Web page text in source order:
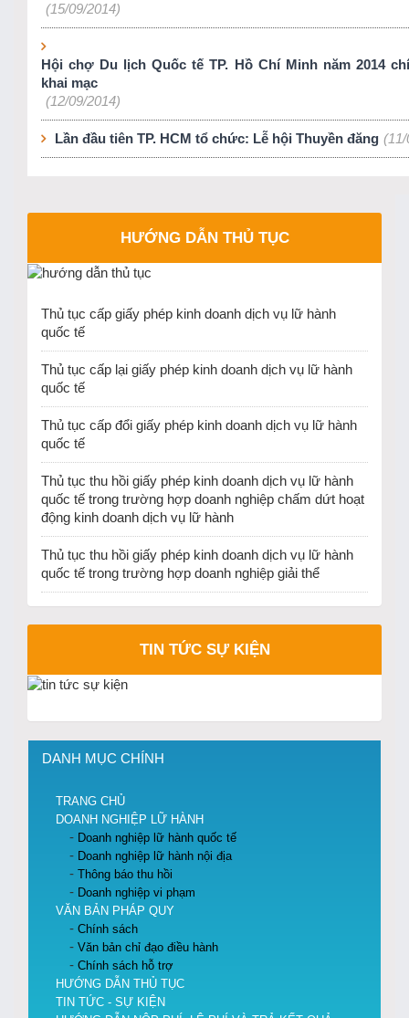
(15/09/2014)
Hội chợ Du lịch Quốc tế TP. Hồ Chí Minh năm 2014
khai mạc
(12/09/2014)
Lần đầu tiên TP. HCM tổ chức: Lễ hội Thuyền đăng (11/
HƯỚNG DẪN THỦ TỤC
Thủ tục cấp giấy phép kinh doanh dịch vụ lữ hành
quốc tế
Thủ tục cấp lại giấy phép kinh doanh dịch vụ lữ hành
quốc tế
Thủ tục cấp đổi giấy phép kinh doanh dịch vụ lữ hành
quốc tế
Thủ tục thu hồi giấy phép kinh doanh dịch vụ lữ hành
quốc tế trong trường hợp doanh nghiệp chấm dứt hoạt
động kinh doanh dịch vụ lữ hành
Thủ tục thu hồi giấy phép kinh doanh dịch vụ lữ hành
quốc tế trong trường hợp doanh nghiệp giải thể
TIN TỨC SỰ KIỆN
DANH MỤC CHÍNH
TRANG CHỦ
DOANH NGHIỆP LỮ HÀNH
Doanh nghiệp lữ hành quốc tế
Doanh nghiệp lữ hành nội địa
Thông báo thu hồi
Doanh nghiệp vi phạm
VĂN BẢN PHÁP QUY
Chính sách
Văn bản chỉ đạo điều hành
Chính sách hỗ trợ
HƯỚNG DẪN THỦ TỤC
TIN TỨC - SỰ KIỆN